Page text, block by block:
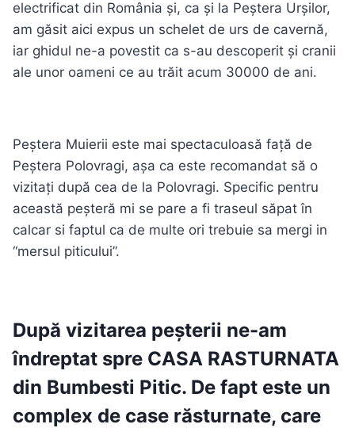
electrificat din România și, ca și la Peștera Urșilor,
am găsit aici expus un schelet de urs de cavernă,
iar ghidul ne-a povestit ca s-au descoperit și cranii
ale unor oameni ce au trăit acum 30000 de ani.
Peștera Muierii este mai spectaculoasă față de
Peștera Polovragi, așa ca este recomandat să o
vizitați după cea de la Polovragi. Specific pentru
această peșteră mi se pare a fi traseul săpat în
calcar si faptul ca de multe ori trebuie sa mergi in
“mersul piticului”.
După vizitarea peșterii ne-am
îndreptat spre CASA RASTURNATA
din Bumbesti Pitic. De fapt este un
complex de case răsturnate, care